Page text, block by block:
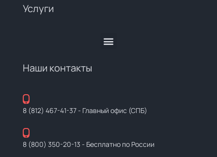
Услуги
Наши контакты
8 (812) 467-41-37- Главный офис (СПБ)
8 (800) 350-20-13 - Бесплатно по России